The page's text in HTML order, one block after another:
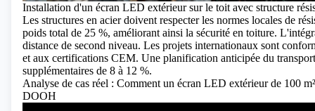
Installation d'un écran LED extérieur sur le toit avec structure
Les structures en acier doivent respecter les normes locales de
poids total de 25 %, améliorant ainsi la sécurité en toiture.
distance de second niveau. Les projets internationaux sont
et aux certifications CEM. Une planification anticipée du
supplémentaires de 8 à 12 %.
Analyse de cas réel : Comment un écran LED extérieur de 100
DOOH